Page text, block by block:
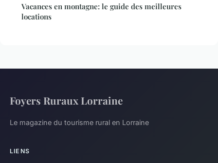
Vacances en montagne: le guide des meilleures
locations
Foyers Ruraux Lorraine
Le magazine du tourisme rural en Lorraine
LIENS